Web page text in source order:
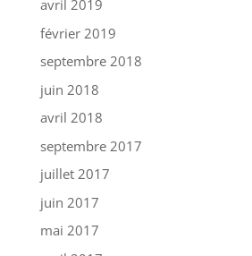
avril 2019
février 2019
septembre 2018
juin 2018
avril 2018
septembre 2017
juillet 2017
juin 2017
mai 2017